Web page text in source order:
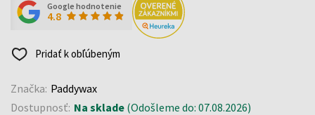
Google hodnotenie
4.8
Pridať k obľúbeným
Značka: Paddywax
Dostupnosť: Na sklade (Odošleme do: 07.08.2026)